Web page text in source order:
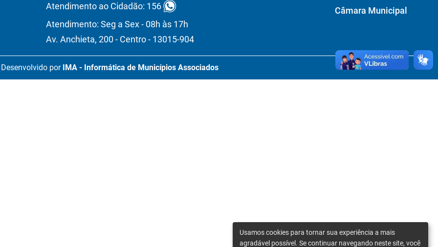
Atendimento ao Cidadão: 156
Atendimento: Seg a Sex - 08h às 17h
Av. Anchieta, 200 - Centro - 13015-904
Câmara Municipal
Desenvolvido por IMA - Informática de Municípios Associados
Usamos cookies para tornar sua experiência a mais
agradável possível. Se continuar navegando neste site, você